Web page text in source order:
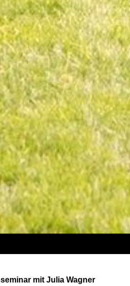
mit Julia Wagner